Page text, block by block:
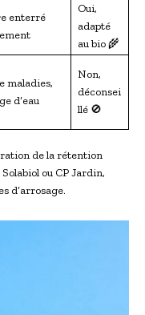
enterré
Oui,
adapté
au bio 🌾
maladies,
d’eau
Non,
déconsei
llé 🚫
de la rétention
ou CP Jardin,
d’arrosage.